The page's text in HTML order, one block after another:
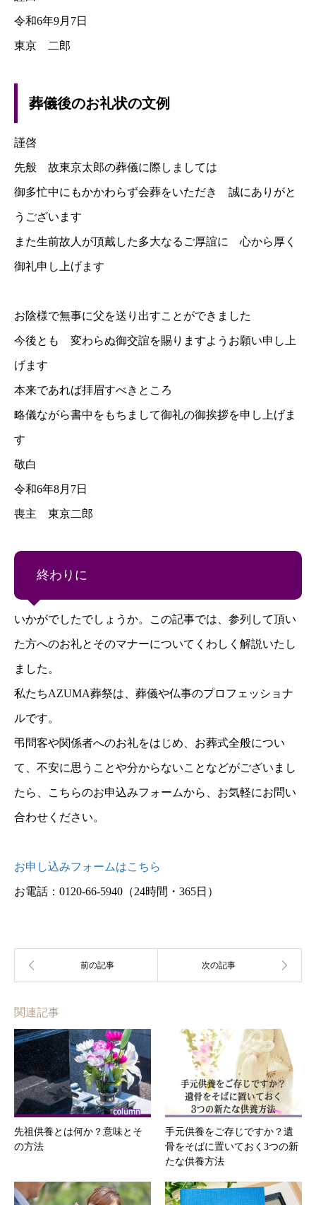
令和6年9月7日
東京 二郎
葬儀後のお礼状の文例
謹啓
先般 故東京太郎の葬儀に際しましては
御多忙中にもかかわらず会葬をいただき 誠にありがと
うございます
また生前故人が頂戴した多大なるご厚誼に 心から厚く
御礼申し上げます
お陰様で無事に父を送り出すことができました
今後とも 変わらぬ御交誼を賜りますようお願い申し上
げます
本来であれば拝眉すべきところ
略儀ながら書中をもちまして御礼の御挨拶を申し上げま
す
敬白
令和6年8月7日
喪主 東京二郎
終わりに
いかがでしたでしょうか。この記事では、参列して頂い
た方へのお礼とそのマナーについてくわしく解説いたし
ました。
私たちAZUMA葬祭は、葬儀や仏事のプロフェッショナ
ルです。
弔問客や関係者へのお礼をはじめ、お葬式全般につい
て、不安に思うことや分からないことなどがございまし
たら、こちらのお申込みフォームから、お気軽にお問い
合わせください。
お申し込みフォームはこちら
お電話：0120-66-5940 （24時間・365日）
関連記事
先祖供養とは何か？意味とそ
の方法
手元供養をご存じですか？遺
骨をそばに置いておく3つの新
たな供養方法